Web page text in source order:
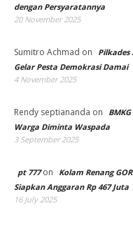
dengan Persyaratannya
20 November 2025
Sumitro Achmad on
Pilkades
Gelar Pesta Demokrasi Damai
4 November 2025
Rendy septiananda on
Warga Diminta Waspada
3 September 2025
pt 777on
Kolam Renang
Siapkan Anggaran Rp 467 Juta
16 July 2025